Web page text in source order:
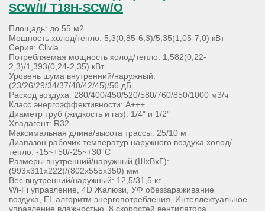
SCW/I/ T18H-SCW/O
Площадь: до 55 м2
Мощность холод/тепло: 5,3(0,85-6,3)/5,35(1,05-7,0) кВт
Серия: Clivia
Потребляемая мощность холод/тепло: 1,582(0,22-
2,3)/1,393(0,24-2,35) кВт
Уровень шума внутренний/наружный:
(23/26/29/34/37/40/42/45)/56 дБ
Расход воздуха: 280/400/450/520/580/760/850/1000 м3/ч
Класс энергоэффективности: А+++
Диаметр труб (жидкость и газ): 1/4" и 1/2"
Хладагент: R32
Максимальная длина/высота трассы: 25/10 м
Диапазон рабочих температур наружного воздуха холод/
тепло: -15~+50/-25~+30°С
Размеры внутренний/наружный (ШхВхГ):
(993х311х222)/(802х555х350) мм
Вес внутренний/наружный: 12,5/31,5 кг
Wi-Fi управление, 4D Жалюзи, УФ обеззараживание
воздуха, EL алгоритм энергопотребления, Интеллектуальное
управление влажностью, 8 скоростей вентилятора,